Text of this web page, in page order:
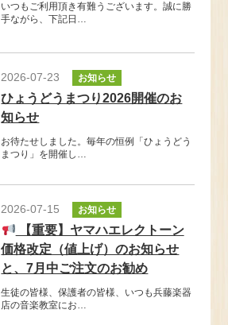
いつもご利用頂き有難うございます。誠に勝
手ながら、下記日…
2026-07-23 お知らせ
ひょうどうまつり2026開催のお
知らせ
お待たせしました。毎年の恒例「ひょうどう
まつり」を開催し…
2026-07-15 お知らせ
【重要】ヤマハエレクトーン
価格改定（値上げ）のお知らせ
と、7月中ご注文のお勧め
生徒の皆様、保護者の皆様、いつも兵藤楽器
店の音楽教室にお…